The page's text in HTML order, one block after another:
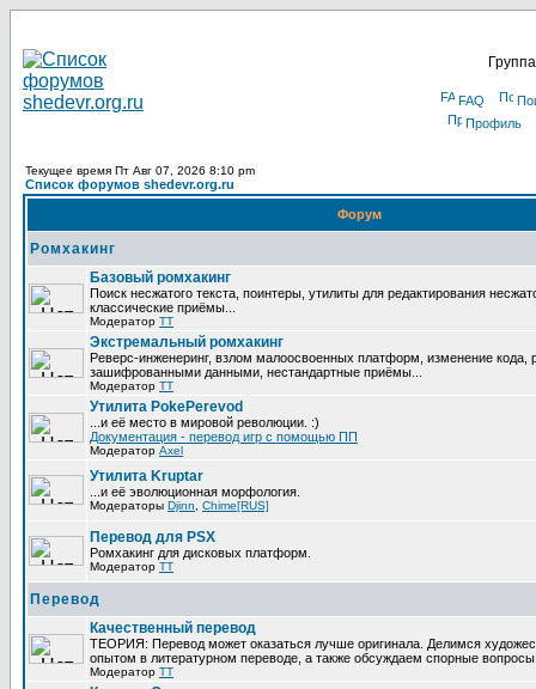
FAQ
Профиль
Текущее время Пт Авг 07, 2026 8:10 pm
Список форумов shedevr.org.ru
Форум
Ромхакинг
Базовый ромхакинг
Поиск несжатого текста, поинтеры, утилиты для редактирования
классические приёмы...
Модератор TT
Экстремальный ромхакинг
Реверс-инженеринг, взлом малоосвоенных платформ, изменение кода,
зашифрованными данными, нестандартные приёмы...
Модератор TT
Утилита PokePerevod
...и её место в мировой революции. :)
Документация - перевод игр с помощью ПП
Модератор Axel
Утилита Kruptar
...и её эволюционная морфология.
Модераторы Djinn Chime[RUS]
Перевод для PSX
Ромхакинг для дисковых платформ.
Модератор TT
Перевод
Качественный перевод
ТЕОРИЯ: Перевод может оказаться лучше оригинала. Делимся
опытом в литературном переводе, а также обсуждаем спорные вопросы
Модератор TT